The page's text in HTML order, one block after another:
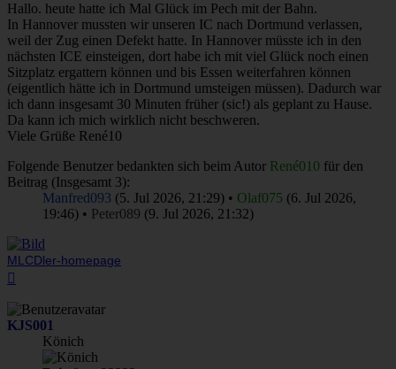
Hallo. heute hatte ich Mal Glück im Pech mit der Bahn.
In Hannover mussten wir unseren IC nach Dortmund verlassen,
weil der Zug einen Defekt hatte. In Hannover müsste ich in den
nächsten ICE einsteigen, dort habe ich mit viel Glück noch einen
Sitzplatz ergattern können und bis Essen weiterfahren können
(eigentlich hätte ich in Dortmund umsteigen müssen). Dadurch war
ich dann insgesamt 30 Minuten früher (sic!) als geplant zu Hause.
Da kann ich mich wirklich nicht beschweren.
Viele Grüße René10
Folgende Benutzer bedankten sich beim Autor René010 für den
Beitrag (Insgesamt 3):
Manfred093 (5. Jul 2026, 21:29) • Olaf075 (6. Jul 2026,
19:46) • Peter089 (9. Jul 2026, 21:32)
MLCDler-homepage
KJS001
Könich